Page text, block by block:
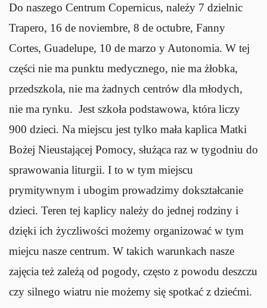
Do naszego Centrum Copernicus, należy 7 dzielnic
Trapero, 16 de noviembre, 8 de octubre, Fanny
Cortes, Guadelupe, 10 de marzo y Autonomia. W tej
części nie ma punktu medycznego, nie ma żłobka,
przedszkola, nie ma żadnych centrów dla młodych,
nie ma rynku. Jest szkoła podstawowa, która liczy
900 dzieci. Na miejscu jest tylko mała kaplica Matki
Bożej Nieustającej Pomocy, służąca raz w tygodniu do
sprawowania liturgii. I to w tym miejscu
prymitywnym i ubogim prowadzimy dokształcanie
dzieci. Teren tej kaplicy należy do jednej rodziny i
dzięki ich życzliwości możemy organizować w tym
miejcu nasze centrum. W takich warunkach nasze
zajęcia też zależą od pogody, często z powodu deszczu
czy silnego wiatru nie możemy się spotkać z dziećmi.